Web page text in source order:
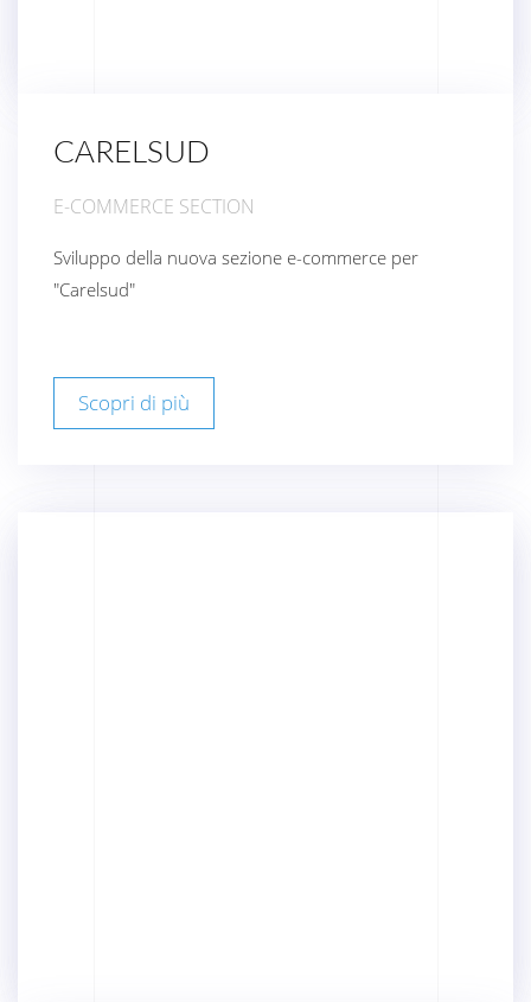
CARELSUD
E-COMMERCE SECTION
Sviluppo della nuova sezione e-commerce per
"Carelsud"
Scopri di più